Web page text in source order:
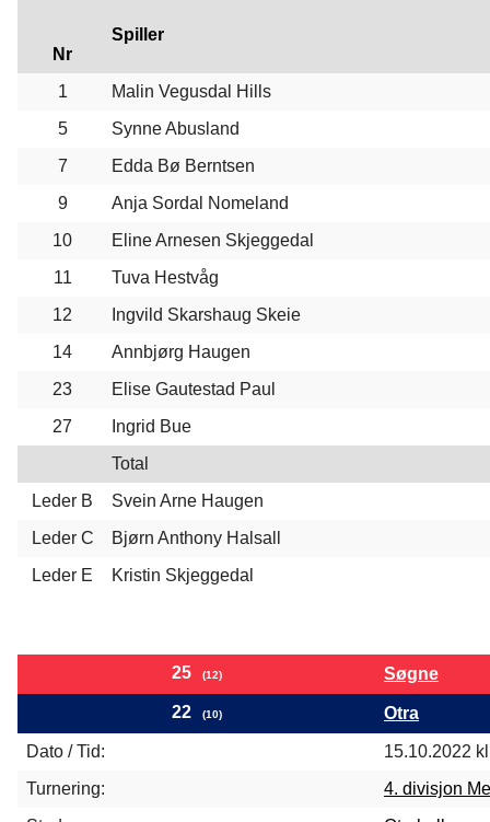
Nr
Spiller
1
Malin Vegusdal Hills
5
Synne Abusland
7
Edda Bø Berntsen
9
Anja Sordal Nomeland
10
Eline Arnesen Skjeggedal
11
Tuva Hestvåg
12
Ingvild Skarshaug Skeie
14
Annbjørg Haugen
23
Elise Gautestad Paul
27
Ingrid Bue
Total
Leder B
Svein Arne Haugen
Leder C
Bjørn Anthony Halsall
Leder E
Kristin Skjeggedal
25 (12) Søgne
22 (10) Otra
Dato / Tid:
15.10.2022
Turnering:
4. divisjon